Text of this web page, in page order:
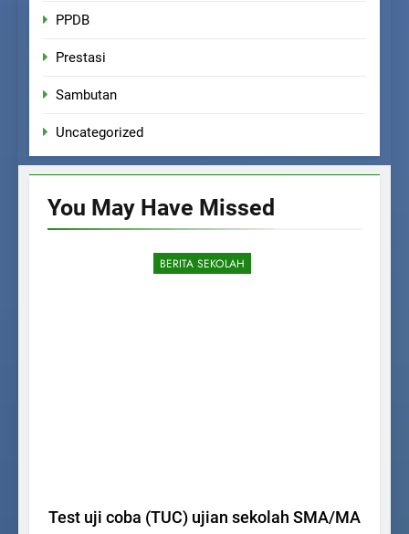
PPDB
Prestasi
Sambutan
Uncategorized
You May Have Missed
BERITA SEKOLAH
Test uji coba (TUC) ujian sekolah SMA/MA